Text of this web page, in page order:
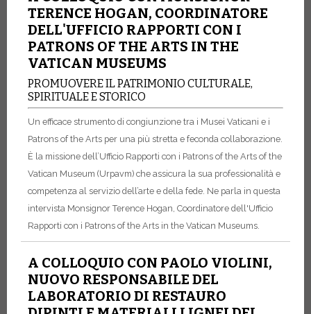
TERENCE HOGAN, COORDINATORE
DELL'UFFICIO RAPPORTI CON I
PATRONS OF THE ARTS IN THE
VATICAN MUSEUMS
PROMUOVERE IL PATRIMONIO CULTURALE,
SPIRITUALE E STORICO
Un efficace strumento di congiunzione tra i Musei Vaticani e i
Patrons of the Arts per una più stretta e feconda collaborazione.
È la missione dell’Ufficio Rapporti con i Patrons of the Arts of the
Vatican Museum (Urpavm) che assicura la sua professionalità e
competenza al servizio dell’arte e della fede. Ne parla in questa
intervista Monsignor Terence Hogan, Coordinatore dell'Ufficio
Rapporti con i Patrons of the Arts in the Vatican Museums.
A COLLOQUIO CON PAOLO VIOLINI,
NUOVO RESPONSABILE DEL
LABORATORIO DI RESTAURO